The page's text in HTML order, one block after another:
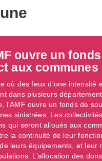
ouvre un
aux
où des feux d’une intensité
dans plusieurs
l’AMF ouvre un fonds de
sinistrées. Les
qui seront alloués aux
la continuité de leur
leurs équipements, et leur
L’allocation des